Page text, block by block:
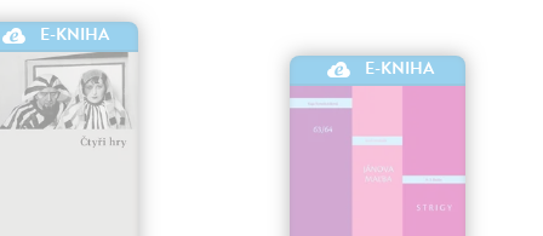
E-KNIHA
E-KNIHA